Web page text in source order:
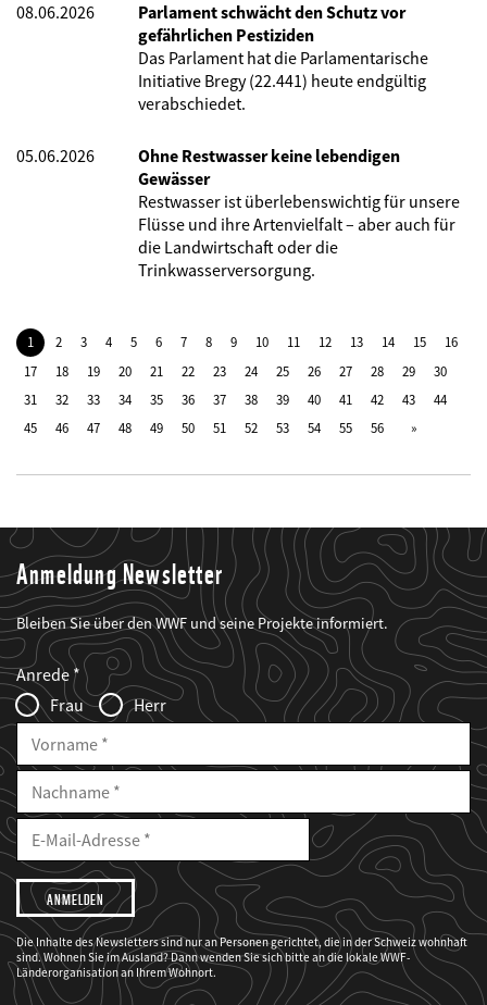
08.06.2026
Parlament schwächt den Schutz vor
gefährlichen Pestiziden
Das Parlament hat die Parlamentarische
Initiative Bregy (22.441) heute endgültig
verabschiedet.
05.06.2026
Ohne Restwasser keine lebendigen
Gewässer
Restwasser ist überlebenswichtig für unsere
Flüsse und ihre Artenvielfalt – aber auch für
die Landwirtschaft oder die
Trinkwasserversorgung.
1 2 3 4 5 6 7 8 9 10 11 12 13 14 15
16
17
18 19 20 21 22 23 24 25 26 27 28 29
30
31
32 33 34 35 36 37 38 39 40 41 42 43
44
45
46 47 48 49 50 51 52 53 54 55 56
Anmeldung Newsletter
Bleiben Sie über den WWF und seine Projekte informiert.
Web2Case
Infofelder
Fieldset
anrede_name
Anrede
Frau
Herr
Vorname
Nachname
E-
Mailadresse
E-
Adresse
Ich
möchte,
dass
der
WWF
mich
über
seine
Projekte
informiert.
Die Inhalte des Newsletters sind nur an Personen gerichtet, die in der Schweiz wohnhaft
sind. Wohnen Sie im Ausland? Dann wenden Sie sich bitte an die lokale WWF-
Länderorganisation an Ihrem Wohnort.